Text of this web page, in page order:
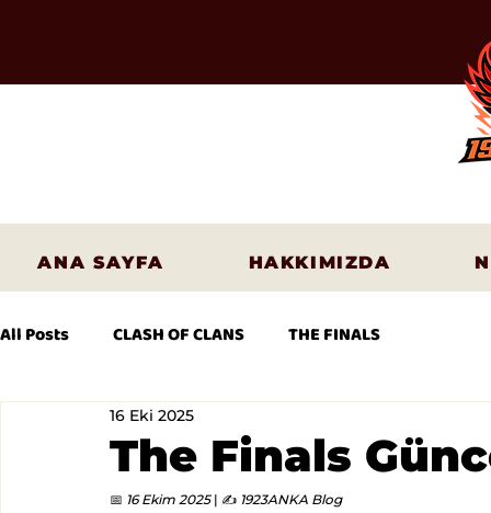
ANA SAYFA HAKKIMIZDA
All Posts CLASH OF CLANS THE FINALS
The Finals
16 Eki 2025
📅 16 Ekim 2025 | ✍️ 1923ANKA Blog